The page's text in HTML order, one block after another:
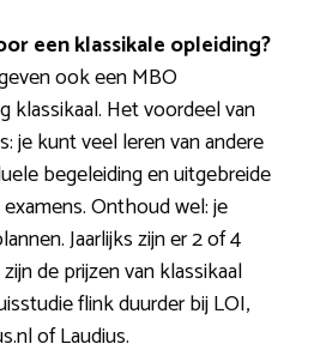
een klassikale opleiding?
ook een MBO
klassikaal. Het voordeel van
je kunt veel leren van andere
begeleiding en uitgebreide
Onthoud wel: je
Jaarlijks zijn er 2 of 4
de prijzen van klassikaal
flink duurder bij LOI,
of Laudius.